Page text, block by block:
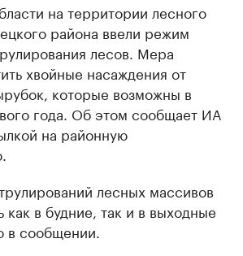
на территории лесного
района ввели режим
лесов. Мера
хвойные насаждения от
которые возможны в
года. Об этом сообщает ИА
на районную
лесных массивов
как в будние, так и в выходные
в сообщении.